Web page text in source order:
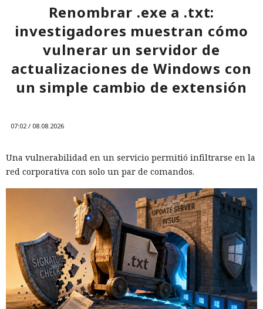
Renombrar .exe a .txt:
investigadores muestran cómo
vulnerar un servidor de
actualizaciones de Windows con
un simple cambio de extensión
07:02 / 08.08.2026
Una vulnerabilidad en un servicio permitió infiltrarse en la
red corporativa con solo un par de comandos.